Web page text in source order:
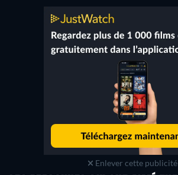
Enlever cette publicité